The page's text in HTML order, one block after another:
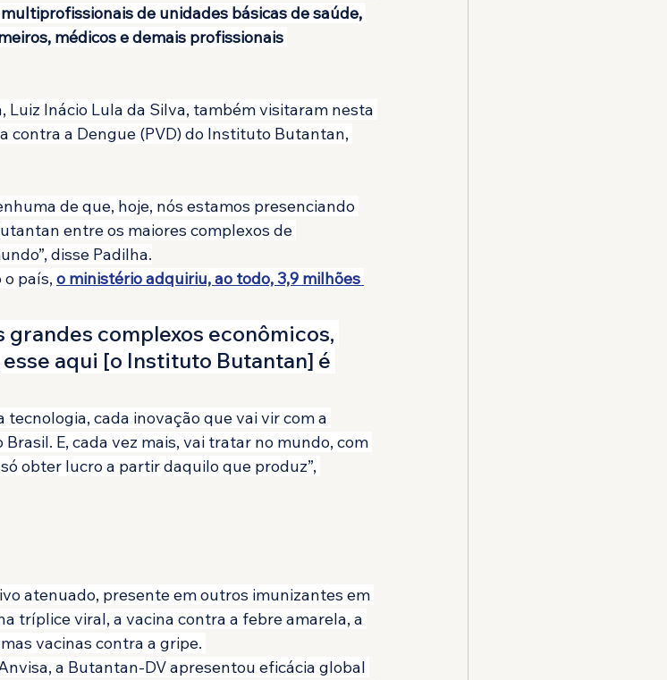
de unidades básicas de saúde,
médicos e demais profissionais
Luiz Inácio Lula da Silva, também visitaram nesta
contra a Dengue (PVD) do Instituto Butantan,
de que, hoje, nós estamos presenciando
entre os maiores complexos de
disse Padilha.
país, o ministério adquiriu, ao todo, 3,9 milhões
complexos econômicos,
aqui [o Instituto Butantan] é
cada inovação que vai vir com a
E, cada vez mais, vai tratar no mundo, com
obter lucro a partir daquilo que produz”,
atenuado, presente em outros imunizantes em
tríplice viral, a vacina contra a febre amarela, a
vacinas contra a gripe.
a Butantan-DV apresentou eficácia global